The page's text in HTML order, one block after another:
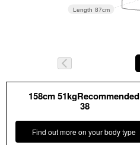
Length 87cm
158cm 51kgRecommended
38
Find out more on your body type